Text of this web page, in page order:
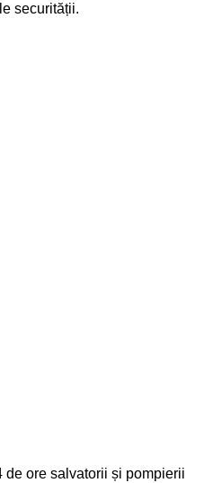
securității.
de ore salvatorii și pompierii